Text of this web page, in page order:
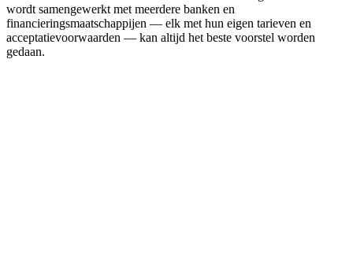
wordt samengewerkt met meerdere banken en
financieringsmaatschappijen — elk met hun eigen tarieven en
acceptatievoorwaarden — kan altijd het beste voorstel worden
gedaan.